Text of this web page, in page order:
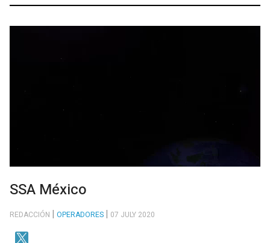
SSA México
REDACCIÓN OPERADORES 07 JULY 2020